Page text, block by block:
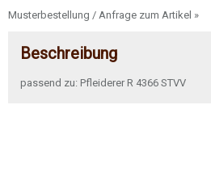
Musterbestellung / Anfrage zum Artikel »
Beschreibung
passend zu: Pfleiderer R 4366 STVV